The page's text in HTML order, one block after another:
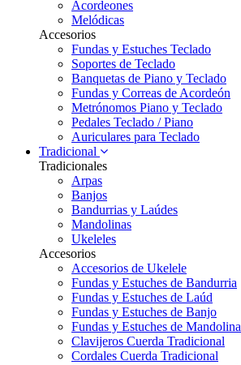
Acordeones
Melódicas
Accesorios
Fundas y Estuches Teclado
Soportes de Teclado
Banquetas de Piano y Teclado
Fundas y Correas de Acordeón
Metrónomos Piano y Teclado
Pedales Teclado / Piano
Auriculares para Teclado
Tradicional
Tradicionales
Arpas
Banjos
Bandurrias y Laúdes
Mandolinas
Ukeleles
Accesorios
Accesorios de Ukelele
Fundas y Estuches de Bandurria
Fundas y Estuches de Laúd
Fundas y Estuches de Banjo
Fundas y Estuches de Mandolina
Clavijeros Cuerda Tradicional
Cordales Cuerda Tradicional